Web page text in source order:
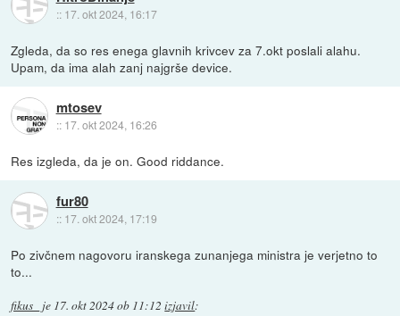
:: 17. okt 2024, 16:17
Zgleda, da so res enega glavnih krivcev za 7.okt poslali alahu.
Upam, da ima alah zanj najgrše device.
mtosev
:: 17. okt 2024, 16:26
Res izgleda, da je on. Good riddance.
fur80
:: 17. okt 2024, 17:19
Po zivčnem nagovoru iranskega zunanjega ministra je verjetno to
to...
fikus_ je 17. okt 2024 ob 11:12 izjavil: